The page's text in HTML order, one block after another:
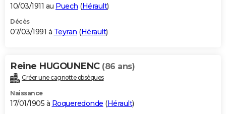
10/03/1911 au Puech (Hérault)
Décès
07/03/1991 à Teyran (Hérault)
Reine HUGOUNENC (86 ans)
Créer une cagnotte obsèques
Naissance
17/01/1905 à Roqueredonde (Hérault)